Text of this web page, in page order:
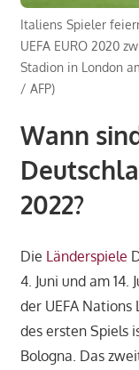
Italiens Spieler
UEFA EURO 2020
Stadion in London
/ AFP)
Wann
2022?
Die Länderspiele
4. Juni und am
der UEFA
des ersten Spiels
Bologna. Das